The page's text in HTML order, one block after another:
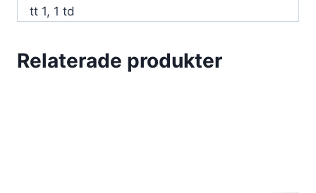
tt 1, 1 td
Relaterade produkter